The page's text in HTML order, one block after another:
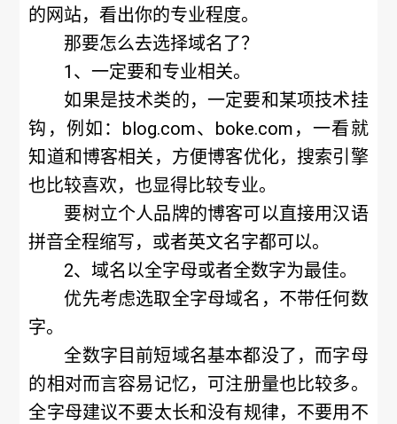
的网站，看出你的专业程度。
那要怎么去选择域名了？
1、一定要和专业相关。
如果是技术类的，一定要和某项技术挂
钩，例如：blog.com、boke.com，一看就
知道和博客相关，方便博客优化，搜索引擎
也比较喜欢，也显得比较专业。
要树立个人品牌的博客可以直接用汉语
拼音全程缩写，或者英文名字都可以。
2、域名以全字母或者全数字为最佳。
优先考虑选取全字母域名，不带任何数
字。
全数字目前短域名基本都没了，而字母
的相对而言容易记忆，可注册量也比较多。
全字母建议不要太长和没有规律，不要用不